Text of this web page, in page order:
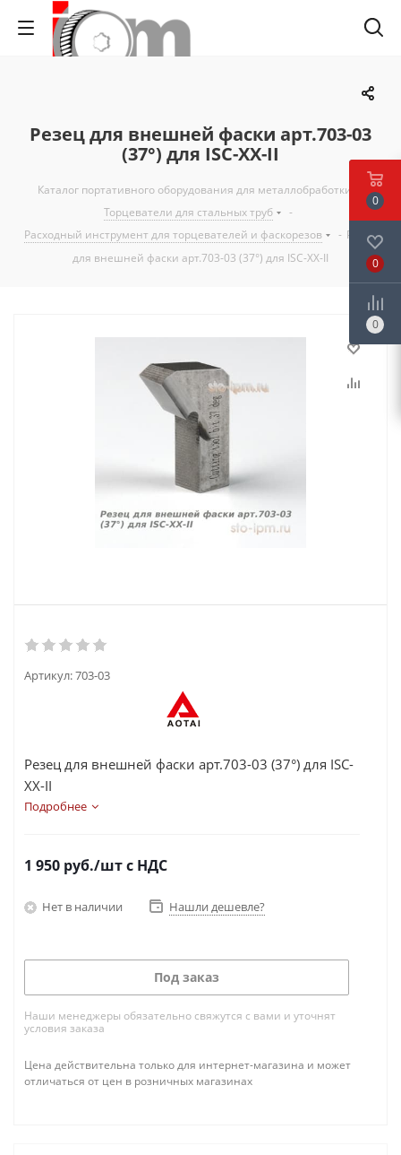
Резец для внешней фаски арт.703-03
(37°) для ISC-ХХ-II
Каталог портативного оборудования для металлобработки
Торцеватели для стальных труб
-
Расходный инструмент для торцевателей и фаскорезов
- Резец
для внешней фаски арт.703-03 (37°) для ISC-ХХ-II
Артикул:703-03
Резец для внешней фаски арт.703-03 (37°) для ISC-
ХХ-II
Подробнее
1 950 руб./штс НДС
Нет в наличии Нашли дешевле?
Под заказ
Наши менеджеры обязательно свяжутся с вами и уточнят
условия заказа
Цена действительна только для интернет-магазина и может
отличаться от цен в розничных магазинах
0
0
0